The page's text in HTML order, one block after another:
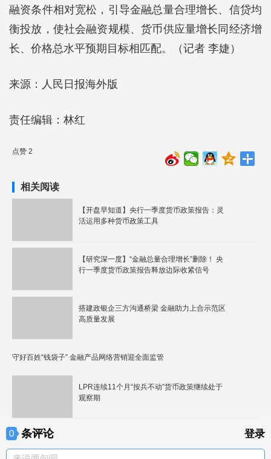
融资条件相对宽松，引导金融总量合理增长、信贷均
衡投放，使社会融资规模、货币供应量增长同经济增
长、价格总水平预期目标相匹配。（记者 李婕）
来源：人民日报海外版
责任编辑：林红
点赞 2
相关阅读
【开盘早知道】央行一季度货币政策报告：灵
活运用多种货币政策工具
【研究深一度】“金融总量合理增长”删除！ 央
行一季度货币政策报告释放边际收紧信号
搭建政银企三方沟通桥梁 金融助力上合示范区
高质量发展
守好百姓“钱袋子” 金融产品网络营销迎全面监管
LPR连续11个月“按兵不动”货币政策继续处于
观察期
0 条评论 登录